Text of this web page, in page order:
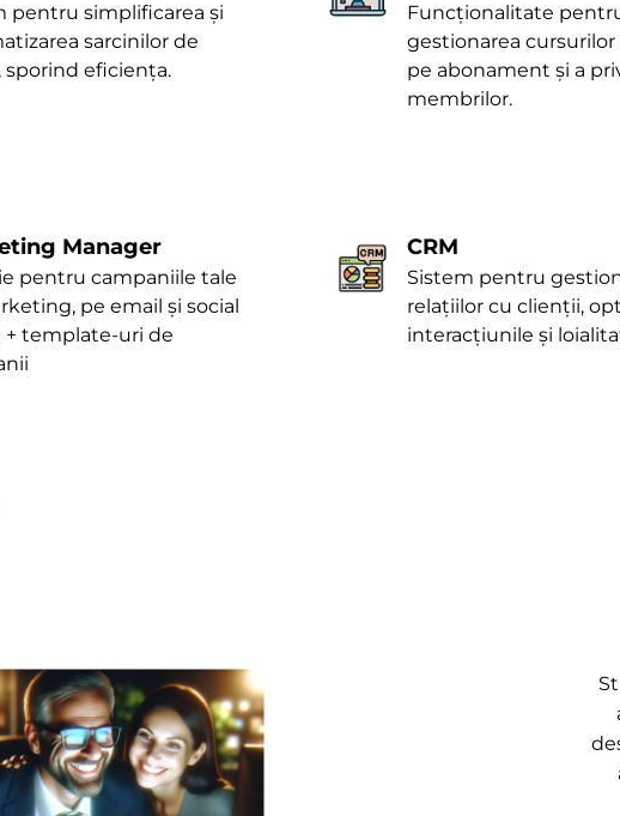
pentru simplificarea și
sarcinilor de
sporind eficiența.
Funcționalitate
gestionarea cursurilor
pe abonament și a
membrilor.
Manager
pentru campaniile tale
pe email și social
+ template-uri de
CRM
Sistem pentru
relațiilor cu clienții,
interacțiunile și